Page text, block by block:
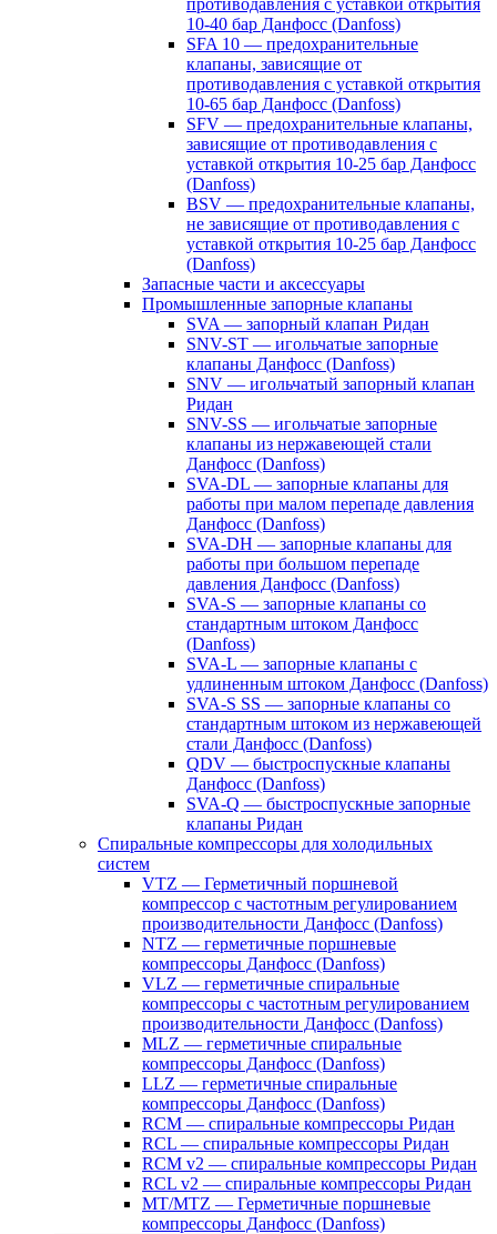
противодавления с уставкой открытия
10-40 бар Данфосс (Danfoss)
SFA 10 — предохранительные
клапаны, зависящие от
противодавления с уставкой открытия
10-65 бар Данфосс (Danfoss)
SFV — предохранительные клапаны,
зависящие от противодавления с
уставкой открытия 10-25 бар Данфосс
(Danfoss)
BSV — предохранительные клапаны,
не зависящие от противодавления с
уставкой открытия 10-25 бар Данфосс
(Danfoss)
Запасные части и аксессуары
Промышленные запорные клапаны
SVA — запорный клапан Ридан
SNV-ST — игольчатые запорные
клапаны Данфосс (Danfoss)
SNV — игольчатый запорный клапан
Ридан
SNV-SS — игольчатые запорные
клапаны из нержавеющей стали
Данфосс (Danfoss)
SVA-DL — запорные клапаны для
работы при малом перепаде давления
Данфосс (Danfoss)
SVA-DH — запорные клапаны для
работы при большом перепаде
давления Данфосс (Danfoss)
SVA-S — запорные клапаны со
стандартным штоком Данфосс
(Danfoss)
SVA-L — запорные клапаны с
удлиненным штоком Данфосс (Danfoss)
SVA-S SS — запорные клапаны со
стандартным штоком из нержавеющей
стали Данфосс (Danfoss)
QDV — быстроспускные клапаны
Данфосс (Danfoss)
SVA-Q — быстроспускные запорные
клапаны Ридан
Спиральные компрессоры для холодильных
систем
VTZ — Герметичный поршневой
компрессор с частотным регулированием
производительности Данфосс (Danfoss)
NTZ — герметичные поршневые
компрессоры Данфосс (Danfoss)
VLZ — герметичные спиральные
компрессоры с частотным регулированием
производительности Данфосс (Danfoss)
MLZ — герметичные спиральные
компрессоры Данфосс (Danfoss)
LLZ — герметичные спиральные
компрессоры Данфосс (Danfoss)
RCM — спиральные компрессоры Ридан
RCL — спиральные компрессоры Ридан
RCM v2 — спиральные компрессоры Ридан
RCL v2 — спиральные компрессоры Ридан
MT/MTZ — Герметичные поршневые
компрессоры Данфосс (Danfoss)